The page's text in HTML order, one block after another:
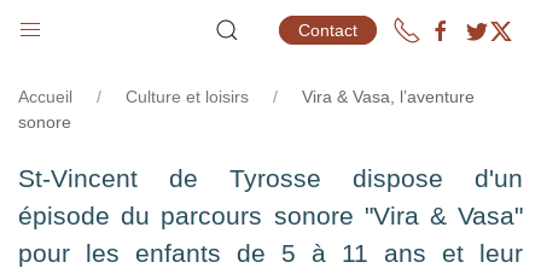
Contact
SONORE
Accueil Culture et loisirs
Vira & Vasa, l’aventure
sonore
St-Vincent de Tyrosse dispose d'un
épisode du parcours sonore "Vira & Vasa"
pour les enfants de 5 à 11 ans et leur